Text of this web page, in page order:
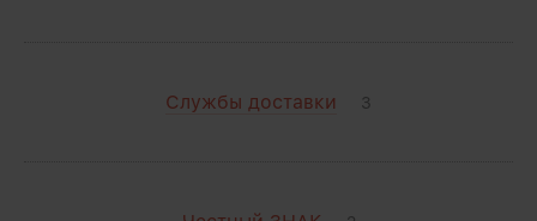
Службы доставки 3